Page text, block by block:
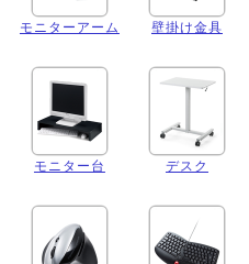
モニターアーム 壁掛け金具
モニター台 デスク